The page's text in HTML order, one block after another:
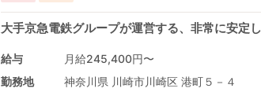
大手京急電鉄グループが運営する、非常に安定
給与
月給245,400円〜
勤務地
神奈川県 川崎市川崎区 港町５－４